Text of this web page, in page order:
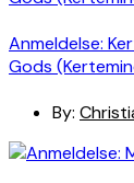
Anmeldelse:
Gods
By: